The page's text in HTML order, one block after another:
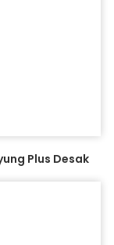
Plus Desak